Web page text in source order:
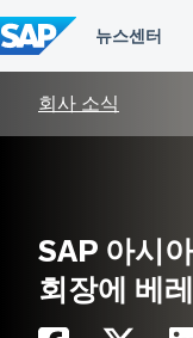
텐
츠
건
회사 소식
SAP 아시
회장에 베